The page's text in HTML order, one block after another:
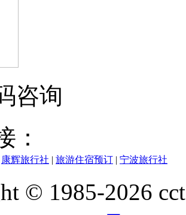
咨询
：
康辉旅行社 | 旅游住宿预订 | 宁波旅行社
© 1985-2026